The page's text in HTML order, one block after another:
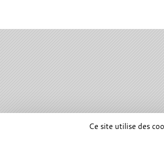
REGIONS
Ce site utilise des